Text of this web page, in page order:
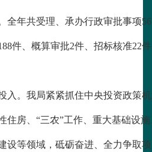
全年共受理、承办行政审批事项
件、概算审批2件、招标核准22
入。我局紧紧抓住中央投资政策
住房、“三农”工作、重大基础设
设等领域，砥砺奋进、全力争取